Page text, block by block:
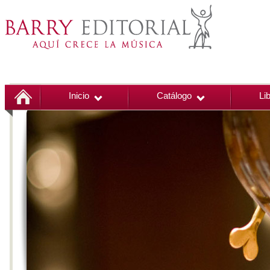
Inicio Catálogo